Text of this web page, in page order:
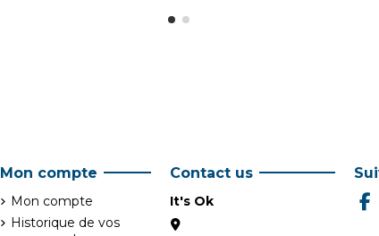
Mon compte
Mon compte
Historique de vos
Contact us
It's Ok